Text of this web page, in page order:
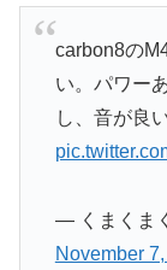
carbon8の
い。パワー
し、音が良
— くまくま
November